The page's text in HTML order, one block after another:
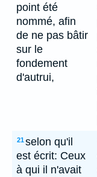
point été
nommé, afin
de ne pas bâtir
sur le
fondement
d'autrui,
21selon qu'il
est écrit: Ceux
à qui il n'avait